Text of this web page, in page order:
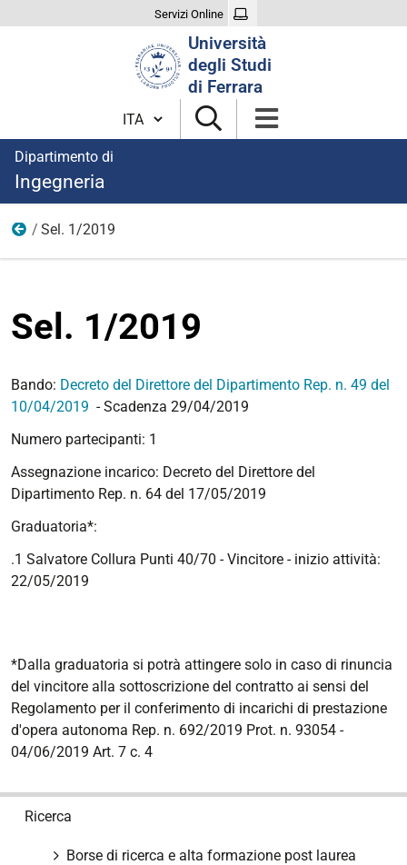
Servizi Online
Università
degli Studi
di Ferrara
Cambia lingua
Dipartimento di
Ingegneria
Anno 2019
Sel. 1/2019
Sel. 1/2019
Bando: Decreto del Direttore del Dipartimento Rep. n. 49 del
10/04/2019 - Scadenza 29/04/2019
Numero partecipanti: 1
Assegnazione incarico: Decreto del Direttore del
Dipartimento Rep. n. 64 del 17/05/2019
Graduatoria*:
.1 Salvatore Collura Punti 40/70 - Vincitore - inizio attività:
22/05/2019
*Dalla graduatoria si potrà attingere solo in caso di rinuncia
del vincitore alla sottoscrizione del contratto ai sensi del
Regolamento per il conferimento di incarichi di prestazione
d'opera autonoma Rep. n. 692/2019 Prot. n. 93054 -
04/06/2019 Art. 7 c. 4
Ricerca
Borse di ricerca e alta formazione post laurea